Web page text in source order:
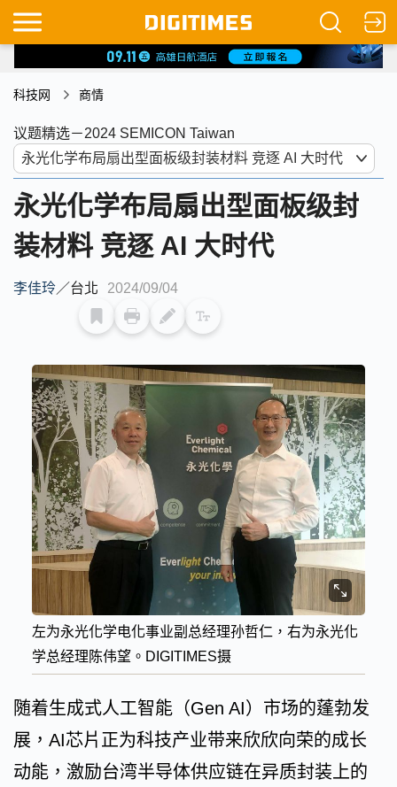
科技网 商情
议题精选－2024 SEMICON Taiwan
永光化学布局扇出型面板级封
装材料 竞逐 AI 大时代
李佳玲／台北 2024/09/04
左为永光化学电化事业副总经理孙哲仁，右为永光化
学总经理陈伟望。DIGITIMES摄
随着生成式人工智能（Gen AI）市场的蓬勃发
展，AI芯片正为科技产业带来欣欣向荣的成长
动能，激励台湾半导体供应链在异质封装上的